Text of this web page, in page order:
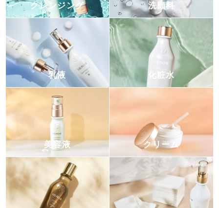
クレンジング 洗顔料
乳液 化粧水
美容液 クリーム